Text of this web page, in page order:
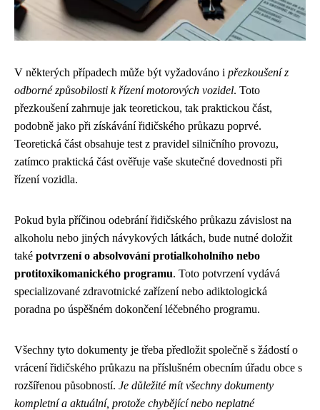
V některých případech může být vyžadováno i přezkoušení z
odborné způsobilosti k řízení motorových vozidel. Toto
přezkoušení zahrnuje jak teoretickou, tak praktickou část,
podobně jako při získávání řidičského průkazu poprvé.
Teoretická část obsahuje test z pravidel silničního provozu,
zatímco praktická část ověřuje vaše skutečné dovednosti při
řízení vozidla.
Pokud byla příčinou odebrání řidičského průkazu závislost na
alkoholu nebo jiných návykových látkách, bude nutné doložit
také potvrzení o absolvování protialkoholního nebo
protitoxikomanického programu. Toto potvrzení vydává
specializované zdravotnické zařízení nebo adiktologická
poradna po úspěšném dokončení léčebného programu.
Všechny tyto dokumenty je třeba předložit společně s žádostí o
vrácení řidičského průkazu na příslušném obecním úřadu obce s
rozšířenou působností. Je důležité mít všechny dokumenty
kompletní a aktuální, protože chybějící nebo neplatné